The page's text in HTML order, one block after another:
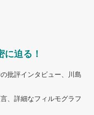
迫る！
批評インタビュー、川島
、詳細なフィルモグラフ